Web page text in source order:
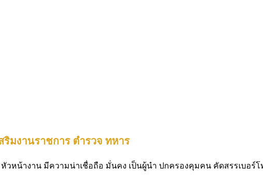
ริมงานราชการ ตำรวจ ทหาร
วหน้างาน มีความน่าเชื่อถือ มั่นคง เป็นผู้นำ ปกครองคุมคน คัดสรรเบอร์